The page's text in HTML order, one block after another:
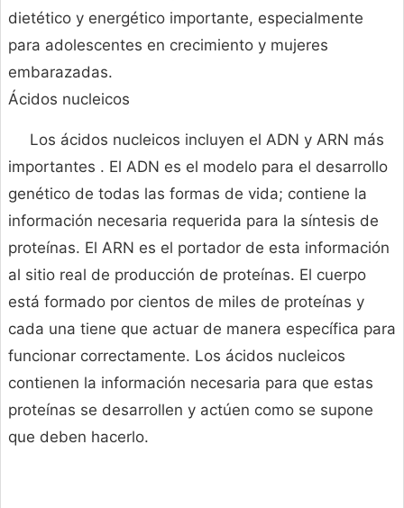
dietético y energético importante, especialmente
para adolescentes en crecimiento y mujeres
embarazadas.
Ácidos nucleicos
Los ácidos nucleicos incluyen el ADN y ARN más
importantes . El ADN es el modelo para el desarrollo
genético de todas las formas de vida; contiene la
información necesaria requerida para la síntesis de
proteínas. El ARN es el portador de esta información
al sitio real de producción de proteínas. El cuerpo
está formado por cientos de miles de proteínas y
cada una tiene que actuar de manera específica para
funcionar correctamente. Los ácidos nucleicos
contienen la información necesaria para que estas
proteínas se desarrollen y actúen como se supone
que deben hacerlo.